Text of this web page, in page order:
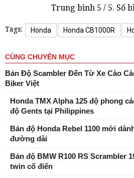
Trung bình 5 / 5. Số
Tags: Honda Honda CB1000R
CÙNG CHUYÊN MỤC
Bản Độ Scambler Đến Từ Xe Cào
Biker Việt
Honda TMX Alpha 125 độ phong
độ Gents tại Philippines
Bản độ Honda Rebel 1100 mới
đường dài
Bản độ BMW R100 RS Scrambler
twin cổ điển